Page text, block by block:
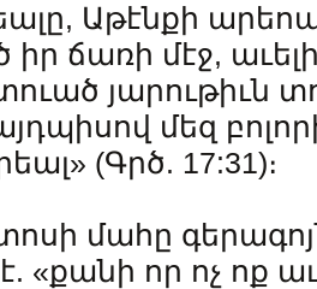
Աթէնքի
ճառի մէջ,
յարութիւն
այդպիսով մեզ
(Գրծ. 17:31)։
մահը
«քանի որ ոչ ոք